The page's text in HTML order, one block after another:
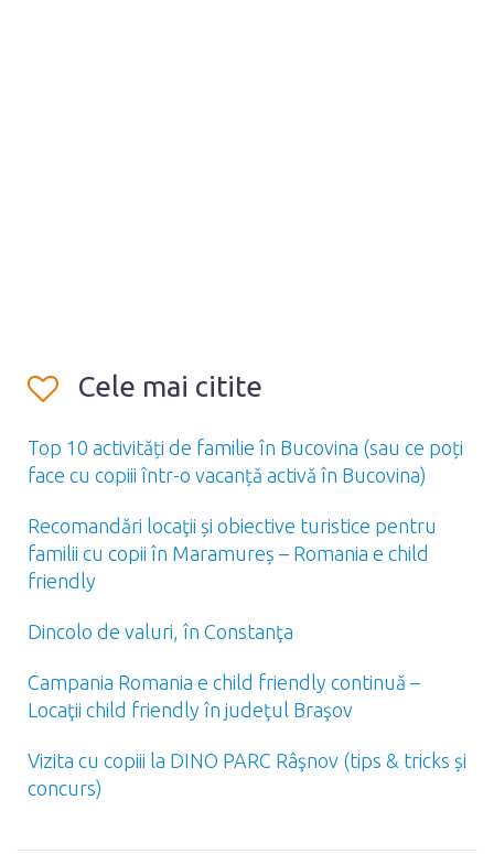
Cele mai citite
Top 10 activități de familie în Bucovina (sau ce poți
face cu copiii într-o vacanță activă în Bucovina)
Recomandări locaţii și obiective turistice pentru
familii cu copii în Maramureș – Romania e child
friendly
Dincolo de valuri, în Constanţa
Campania Romania e child friendly continuă –
Locaţii child friendly în judeţul Braşov
Vizita cu copiii la DINO PARC Râşnov (tips & tricks și
concurs)